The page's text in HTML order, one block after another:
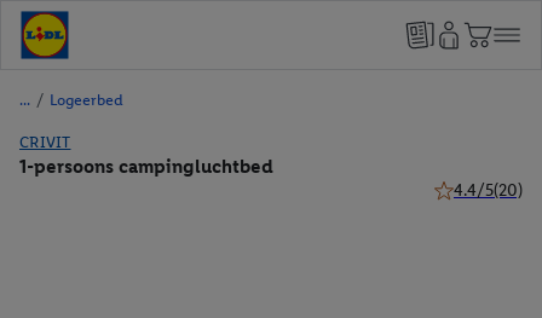
/ Logeerbed
CRIVIT
1-persoons campingluchtbed
4.4/5(20)